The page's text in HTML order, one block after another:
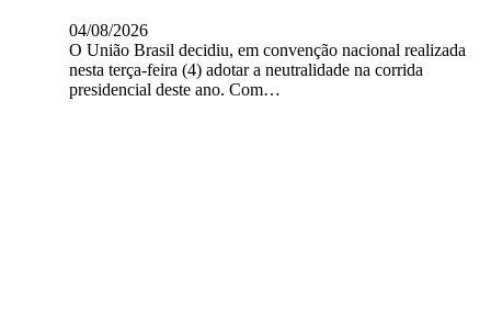
04/08/2026
O União Brasil decidiu, em convenção nacional realizada
nesta terça-feira (4) adotar a neutralidade na corrida
presidencial deste ano. Com…